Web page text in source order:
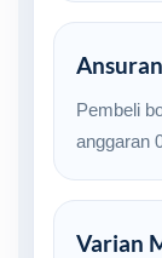
Pembeli
anggaran
Varian